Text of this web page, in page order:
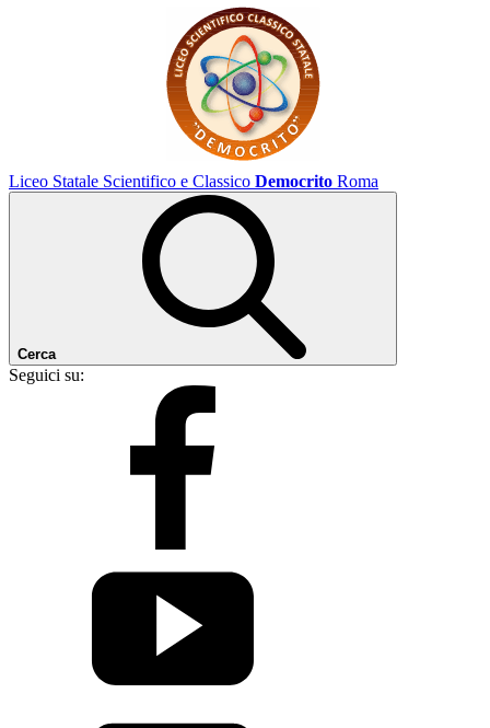
Liceo Statale Scientifico e Classico Democrito Roma
Cerca
Seguici su: